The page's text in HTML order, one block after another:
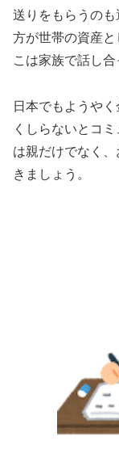
送りをもらうの
方が世帯の資産
こは家族で話し
日本でもようや
くしらないとコ
は親だけでなく
きましょう。